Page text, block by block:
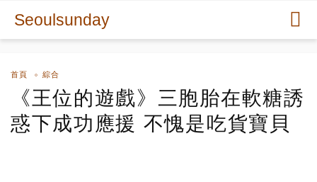
Seoulsunday
首頁 綜合
《王位的遊戲》三胞胎在軟糖誘
惑下成功應援 不愧是吃貨寶貝